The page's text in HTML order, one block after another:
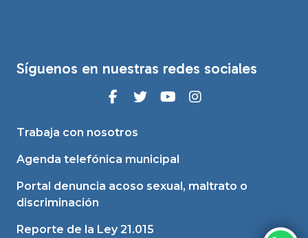
Síguenos en nuestras redes sociales
Trabaja con nosotros
Agenda telefónica municipal
Portal denuncia acoso sexual, maltrato o
discriminación
Reporte de la Ley 21.015